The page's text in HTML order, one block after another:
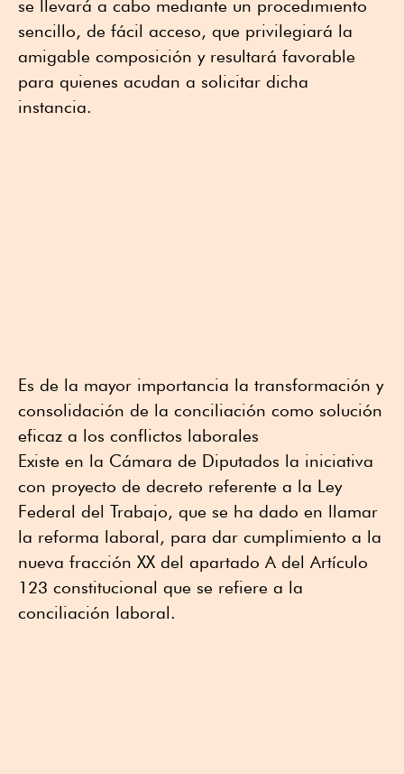
se llevará a cabo mediante un procedimiento
sencillo, de fácil acceso, que privilegiará la
amigable composición y resultará favorable
para quienes acudan a solicitar dicha
instancia.
Es de la mayor importancia la transformación y
consolidación de la conciliación como solución
eficaz a los conflictos laborales
Existe en la Cámara de Diputados la iniciativa
con proyecto de decreto referente a la Ley
Federal del Trabajo, que se ha dado en llamar
la reforma laboral, para dar cumplimiento a la
nueva fracción XX del apartado A del Artículo
123 constitucional que se refiere a la
conciliación laboral.